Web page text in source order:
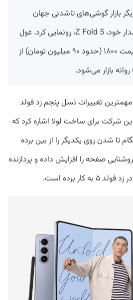
بازار گوشی‌های تاشدنی جهان
امروز از جدید‌ترین پرچمدار خود، Z Fold 5، رونمایی کرد. غول
تاشدنی سامسونگ با قیمت ۱۸۰۰ (حدود ۹۰ میلیون تومان) از
تغییرات نسل پنجم زد فولد
شرکت برای ساخت لولا اشاره کرد که
تا شدن روی یکدیگر را از بین برده
صفحه را افزایش داده و پردازنده
کار برده است.